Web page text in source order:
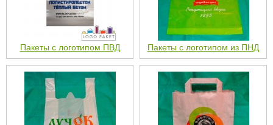
Пакеты с логотипом ПВД Пакеты с логотипом из ПНД